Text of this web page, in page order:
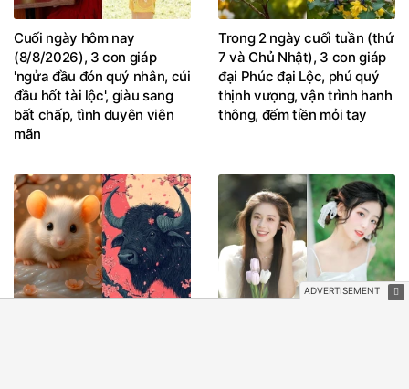
Cuối ngày hôm nay
(8/8/2026), 3 con giáp
'ngửa đầu đón quý nhân, cúi
đầu hốt tài lộc', giàu sang
bất chấp, tình duyên viên
mãn
Trong 2 ngày cuối tuần (thứ
7 và Chủ Nhật), 3 con giáp
đại Phúc đại Lộc, phú quý
thịnh vượng, vận trình hanh
thông, đếm tiền mỏi tay